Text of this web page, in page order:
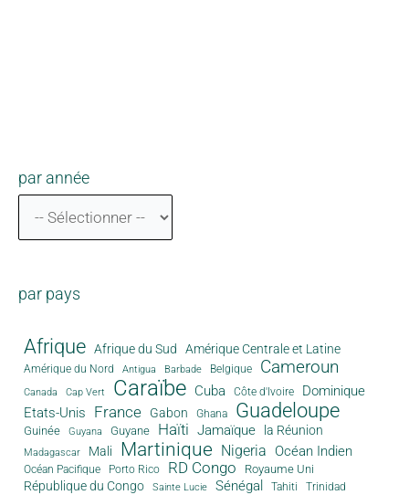
par année
par pays
Afrique Afrique du Sud Amérique Centrale et Latine
Amérique du Nord Antigua Barbade Belgique Cameroun
Canada Cap Vert Caraïbe Cuba Côte d'Ivoire
Dominique
Etats-Unis
France Gabon Ghana Guadeloupe
Guinée Guyana Guyane Haïti Jamaïque la Réunion
Madagascar Mali Martinique Nigeria Océan Indien
Océan Pacifique Porto Rico RD Congo Royaume Uni
République du Congo Sainte Lucie Sénégal Tahiti Trinidad